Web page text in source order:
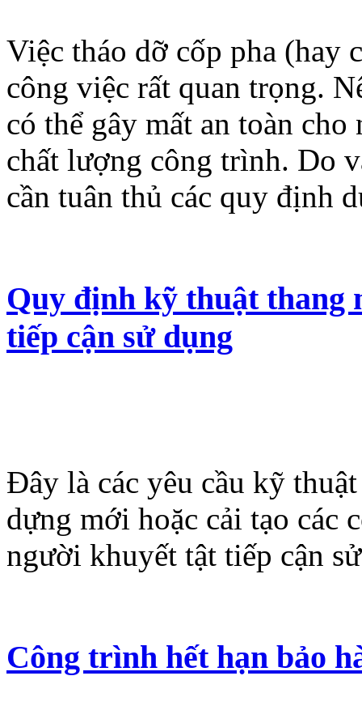
Việc tháo dỡ cốp pha (hay
công việc rất quan trọng.
có thể gây mất an toàn
chất lượng công trình. Do
cần tuân thủ các quy định
Quy định kỹ thuật thang
tiếp cận sử dụng
Đây là các yêu cầu kỹ
dựng mới hoặc cải tạo các
người khuyết tật tiếp cận
Công trình hết hạn bảo